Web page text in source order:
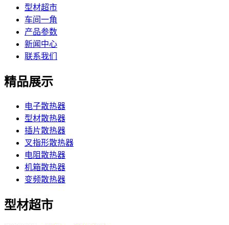
型材超市
车间一角
产品参数
新闻中心
联系我们
精品展示
电子散热器
型材散热器
插片散热器
叉指形散热器
电阻散热器
机箱散热器
变频散热器
型材超市